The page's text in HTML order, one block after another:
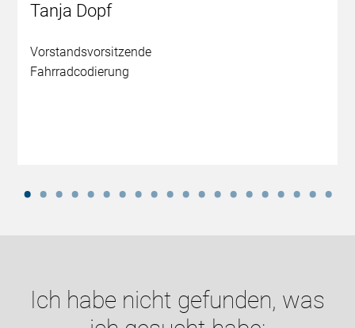
Tanja Dopf
Vorstandsvorsitzende
Fahrradcodierung
Ich habe nicht gefunden, was